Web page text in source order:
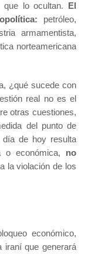
lo ocultan. El
petróleo,
armamentista,
norteamericana
¿qué sucede con
real no es el
otras cuestiones,
del punto de
de hoy resulta
económica, no
la violación de los
económico,
iraní que generará